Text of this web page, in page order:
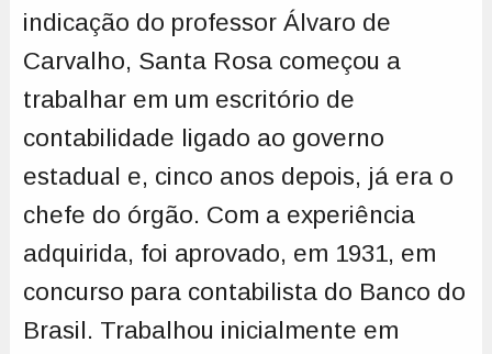
indicação do professor Álvaro de
Carvalho, Santa Rosa começou a
trabalhar em um escritório de
contabilidade ligado ao governo
estadual e, cinco anos depois, já era o
chefe do órgão. Com a experiência
adquirida, foi aprovado, em 1931, em
concurso para contabilista do Banco do
Brasil. Trabalhou inicialmente em